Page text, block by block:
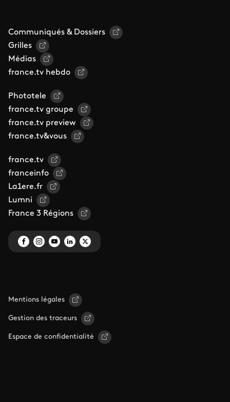
Communiqués & Dossiers
Grilles
Médias
france.tv hebdo
Phototele
france.tv groupe
france.tv preview
france.tv&vous
france.tv
franceinfo
La1ere.fr
Lumni
France 3 Régions
Mentions légales
Gestion des traceurs
Espace de confidentialité